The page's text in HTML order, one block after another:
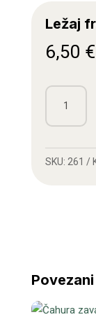
Ležaj
6,50 €
Ležaj
freze
T70
količina
SKU: 261